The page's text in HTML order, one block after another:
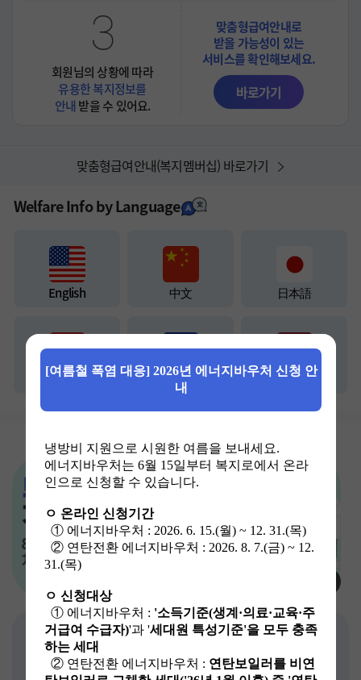
3
회원님의 상황에 따라
유용한 복지정보를
안내 받을 수 있어요.
맞춤형급여안내로
받을 가능성이 있는
서비스를 확인해보세요.
바로가기
맞춤형급여안내(복지멤버십) 바로가기
Welfare Info by Language
English 中文 日本語
Tiếng Việt ខ្មែរ ภาษาไทย